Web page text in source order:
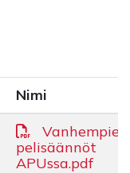
Nimi
Vanhempien
pelisäännöt
APUssa.pdf